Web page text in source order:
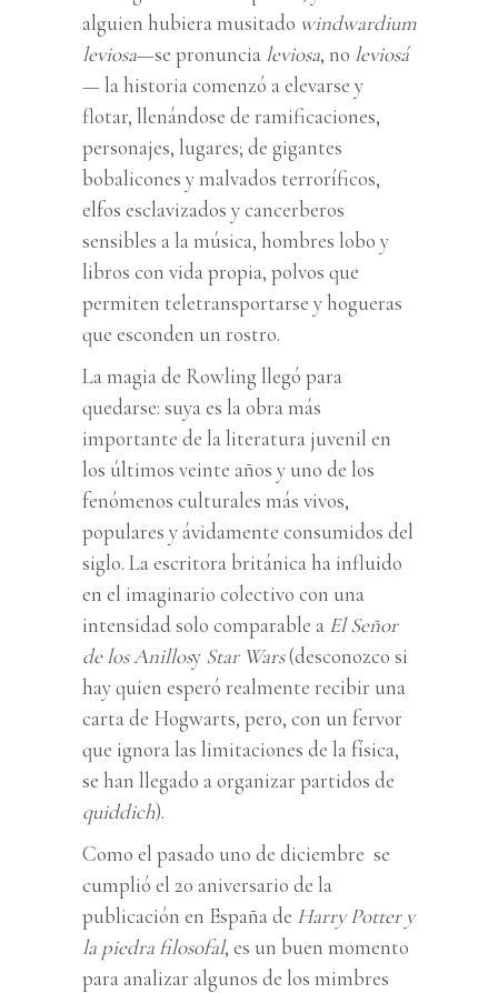
alguien hubiera musitado windwardium
leviosa—se pronuncia leviosa, no leviosá
— la historia comenzó a elevarse y
flotar, llenándose de ramificaciones,
personajes, lugares; de gigantes
bobalicones y malvados terroríficos,
elfos esclavizados y cancerberos
sensibles a la música, hombres lobo y
libros con vida propia, polvos que
permiten teletransportarse y hogueras
que esconden un rostro.
La magia de Rowling llegó para
quedarse: suya es la obra más
importante de la literatura juvenil en
los últimos veinte años y uno de los
fenómenos culturales más vivos,
populares y ávidamente consumidos del
siglo. La escritora británica ha influido
en el imaginario colectivo con una
intensidad solo comparable a El Señor
de los Anillosy Star Wars(desconozco si
hay quien esperó realmente recibir una
carta de Hogwarts, pero, con un fervor
que ignora las limitaciones de la física,
se han llegado a organizar partidos de
quiddich).
Como el pasado uno de diciembre se
cumplió el 20 aniversario de la
publicación en España de Harry Potter y
la piedra filosofal, es un buen momento
para analizar algunos de los mimbres